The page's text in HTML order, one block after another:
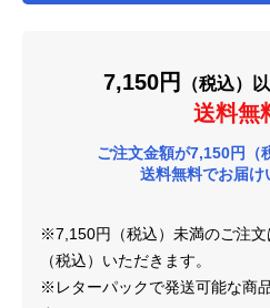
7,150円 （税込）
送料無
ご注文金額が7,150円（
送料無料でお届け
※7,150円（税込）未満のご注
（税込）いただきます。
※レターパックで発送可能な商